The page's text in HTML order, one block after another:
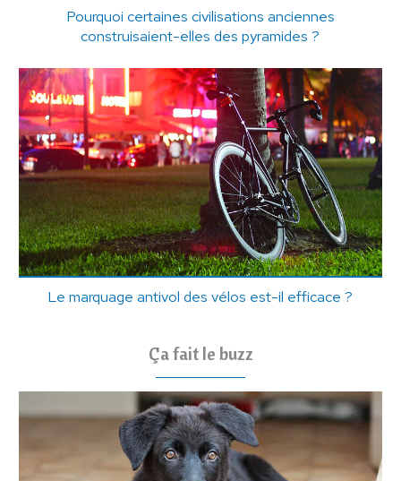
Pourquoi certaines civilisations anciennes
construisaient-elles des pyramides ?
Le marquage antivol des vélos est-il efficace ?
Ça fait le buzz